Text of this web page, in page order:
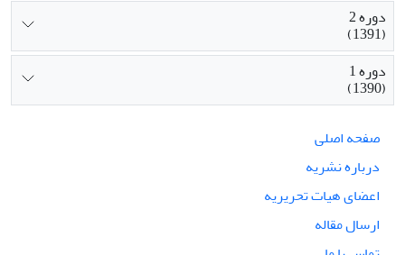
دوره 2
(1391)
دوره 1
(1390)
صفحه اصلی
درباره نشریه
اعضای هیات تحریریه
ارسال مقاله